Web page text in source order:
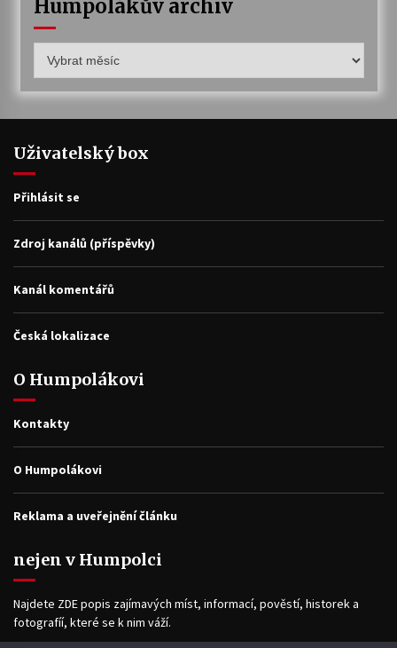
Humpolákův archiv
archiv
Uživatelský box
Přihlásit se
Zdroj kanálů (příspěvky)
Kanál komentářů
Česká lokalizace
O Humpolákovi
Kontakty
O Humpolákovi
Reklama a uveřejnění článku
nejen v Humpolci
Najdete ZDE popis zajímavých míst, informací, pověstí, historek a
fotografíí, které se k nim váží.